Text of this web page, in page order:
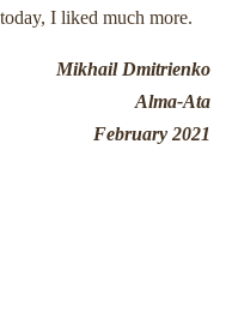
I liked much more.
Mikhail Dmitrienko
Alma-Ata
February 2021